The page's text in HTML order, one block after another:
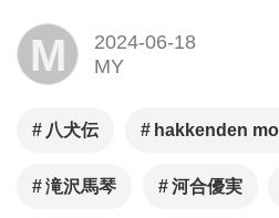
M
2024-06-18
MY
八犬伝 hakkenden
滝沢馬琴 河合優実